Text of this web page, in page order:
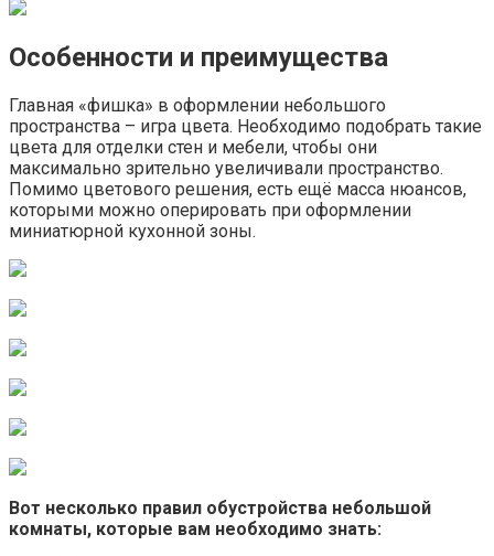
Особенности и преимущества
Главная «фишка» в оформлении небольшого
пространства – игра цвета. Необходимо подобрать такие
цвета для отделки стен и мебели, чтобы они
максимально зрительно увеличивали пространство.
Помимо цветового решения, есть ещё масса нюансов,
которыми можно оперировать при оформлении
миниатюрной кухонной зоны.
Вот несколько правил обустройства небольшой
комнаты, которые вам необходимо знать: